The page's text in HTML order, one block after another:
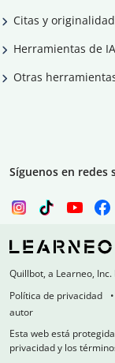
Citas y originalidad
Herramientas de IA
Otras
Síguenos en redes
Quillbot, a Learneo, Inc.
Política de privacidad
autor
Esta web está
privacidad y los